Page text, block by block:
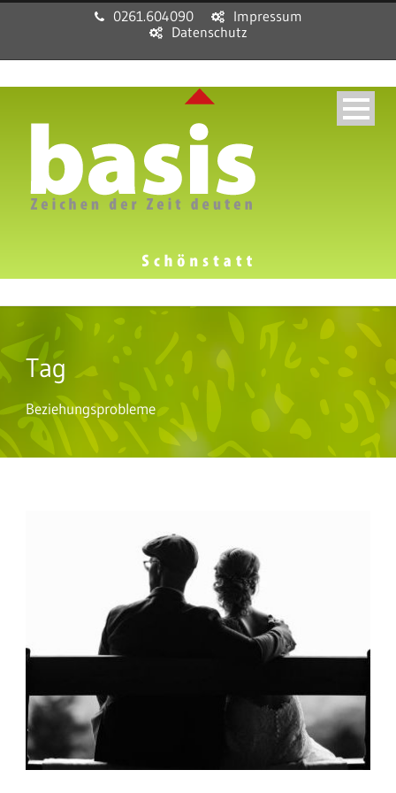
0261.604090
Impressum
Datenschutz
Tag
Beziehungsprobleme